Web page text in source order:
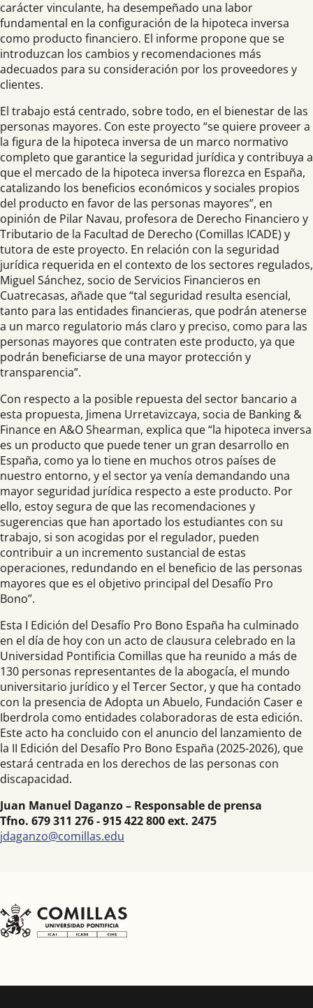
carácter vinculante, ha desempeñado una labor
fundamental en la configuración de la hipoteca inversa
como producto financiero. El informe propone que se
introduzcan los cambios y recomendaciones más
adecuados para su consideración por los proveedores y
clientes.
El trabajo está centrado, sobre todo, en el bienestar de las
personas mayores. Con este proyecto “se quiere proveer a
la figura de la hipoteca inversa de un marco normativo
completo que garantice la seguridad jurídica y contribuya a
que el mercado de la hipoteca inversa florezca en España,
catalizando los beneficios económicos y sociales propios
del producto en favor de las personas mayores”, en
opinión de Pilar Navau, profesora de Derecho Financiero y
Tributario de la Facultad de Derecho (Comillas ICADE) y
tutora de este proyecto. En relación con la seguridad
jurídica requerida en el contexto de los sectores regulados,
Miguel Sánchez, socio de Servicios Financieros en
Cuatrecasas, añade que “tal seguridad resulta esencial,
tanto para las entidades financieras, que podrán atenerse
a un marco regulatorio más claro y preciso, como para las
personas mayores que contraten este producto, ya que
podrán beneficiarse de una mayor protección y
transparencia”.
Con respecto a la posible repuesta del sector bancario a
esta propuesta, Jimena Urretavizcaya, socia de Banking &
Finance en A&O Shearman, explica que “la hipoteca inversa
es un producto que puede tener un gran desarrollo en
España, como ya lo tiene en muchos otros países de
nuestro entorno, y el sector ya venía demandando una
mayor seguridad jurídica respecto a este producto. Por
ello, estoy segura de que las recomendaciones y
sugerencias que han aportado los estudiantes con su
trabajo, si son acogidas por el regulador, pueden
contribuir a un incremento sustancial de estas
operaciones, redundando en el beneficio de las personas
mayores que es el objetivo principal del Desafío Pro
Bono”.
Esta I Edición del Desafío Pro Bono España ha culminado
en el día de hoy con un acto de clausura celebrado en la
Universidad Pontificia Comillas que ha reunido a más de
130 personas representantes de la abogacía, el mundo
universitario jurídico y el Tercer Sector, y que ha contado
con la presencia de Adopta un Abuelo, Fundación Caser e
Iberdrola como entidades colaboradoras de esta edición.
Este acto ha concluido con el anuncio del lanzamiento de
la II Edición del Desafío Pro Bono España (2025-2026), que
estará centrada en los derechos de las personas con
discapacidad.
Juan Manuel Daganzo – Responsable de prensa
Tfno. 679 311 276 - 915 422 800 ext. 2475
jdaganzo@comillas.edu